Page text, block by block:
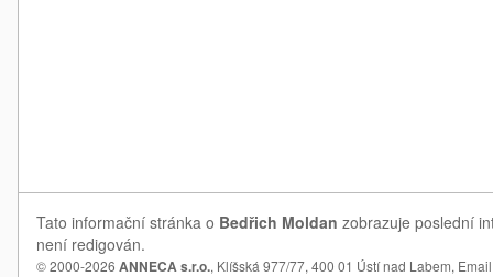
Tato informační stránka o Bedřich Moldan zobrazuje poslední
není redigován.
© 2000-2026 ANNECA s.r.o., Klíšská 977/77, 400 01 Ústí nad Labem,